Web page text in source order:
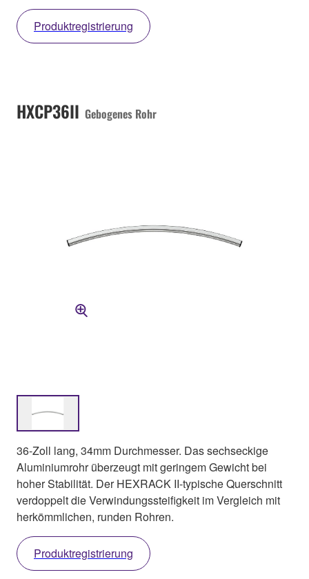
Produktregistrierung
HXCP36II Gebogenes Rohr
36-Zoll lang, 34mm Durchmesser. Das sechseckige
Aluminiumrohr überzeugt mit geringem Gewicht bei
hoher Stabilität. Der HEXRACK II-typische Querschnitt
verdoppelt die Verwindungssteifigkeit im Vergleich mit
herkömmlichen, runden Rohren.
Produktregistrierung